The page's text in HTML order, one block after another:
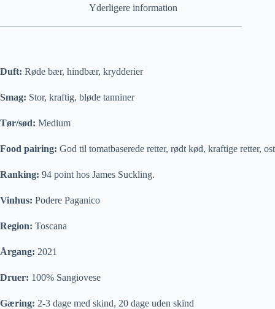
Yderligere information
Duft: Røde bær, hindbær, krydderier
Smag: Stor, kraftig, bløde tanniner
Tør/sød: Medium
Food pairing: God til tomatbaserede retter, rødt kød, kraftige retter, ost
Ranking: 94 point hos James Suckling.
Vinhus: Podere Paganico
Region: Toscana
Årgang: 2021
Druer: 100% Sangiovese
Gæring: 2-3 dage med skind, 20 dage uden skind